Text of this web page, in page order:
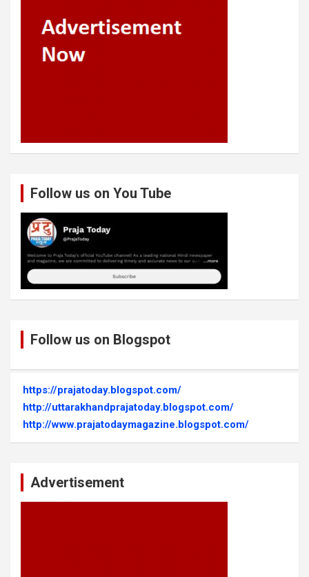
Follow us on You Tube
Follow us on Blogspot
https://prajatoday.blogspot.com/
http://uttarakhandprajatoday.blogspot.com/
http://www.prajatodaymagazine.blogspot.com/
Advertisement